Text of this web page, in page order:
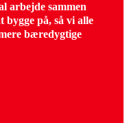
arbejde sammen
bygge på, så vi alle
bæredygtige